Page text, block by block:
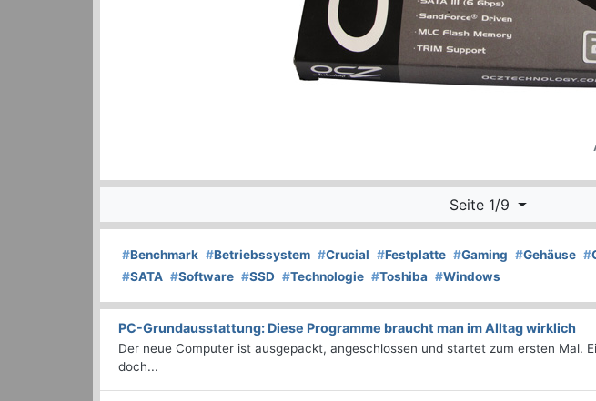
Seite 1/9
#Benchmark #Betriebssystem #Crucial #Festplatte #Gaming #Gehäuse #
#SATA #Software #SSD #Technologie #Toshiba #Windows
PC-Grundausstattung: Diese Programme braucht man im Alltag wirklich
Der neue Computer ist ausgepackt, angeschlossen und startet zum ersten Mal.
doch...